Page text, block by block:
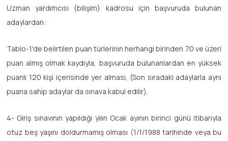
Uzman yardımcısı (bilişim) kadrosu için başvuruda bulunan
adaylardan:
Tablo-1'de belirtilen puan türlerinin herhangi birinden 70 ve üzeri
puan almış olmak kaydıyla, başvuruda bulunanlardan en yüksek
puanlı 120 kişi içerisinde yer alması, (Son sıradaki adaylarla aynı
puana sahip adaylar da sınava kabul edilir),
4- Giriş sınavının yapıldığı yılın Ocak ayının birinci günü itibarıyla
otuz beş yaşını doldurmamış olması (1/1/1988 tarihinde veya bu